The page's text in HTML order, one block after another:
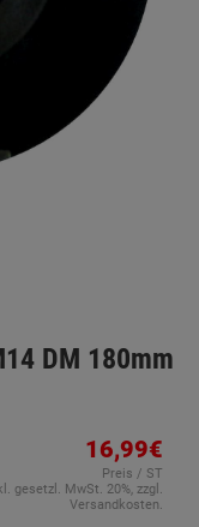
DM 180mm
16,99€
Preis / ST
gesetzl. MwSt. 20%, zzgl.
Versandkosten.